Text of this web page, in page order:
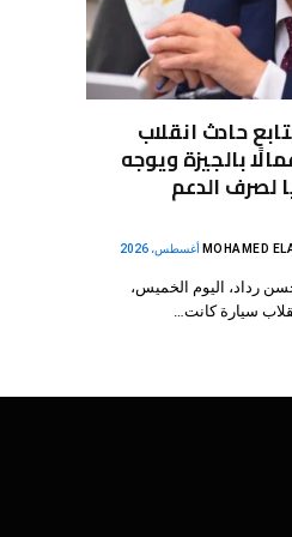
حادث انقلاب
بالجيزة ويوجه
لصرف الدعم
MOHAMED
رداد، اليوم الخميس،
سيارة كانت…